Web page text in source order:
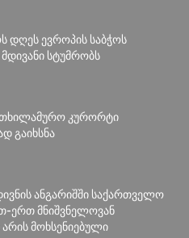
დღეს ევროპის საბჭოს
სტუმრობს
კურორტი
გაიხსნა
ანგარიშში საქართველო
ერთ მნიშვნელოვან
მოხსენიებული